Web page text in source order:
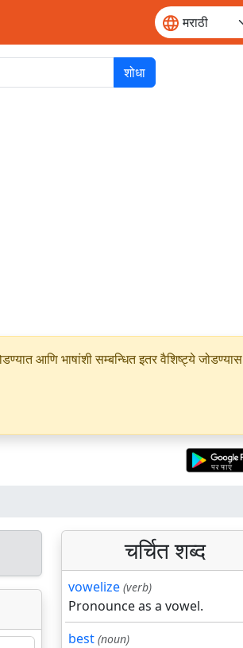
शोधा
आणि भाषांशी सम्बन्धित इतर वैशिष्ट्ये जोडण्यास
चर्चित शब्द
vowelize (verb)
Pronounce as a vowel.
best (noun)